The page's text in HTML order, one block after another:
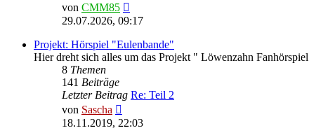
von CMM85
Beitrag
29.07.2026, 09:17
Projekt: Hörspiel "Eulenbande"
Hier dreht sich alles um das Projekt " Löwenzahn
8 Themen
141 Beiträge
Letzter Beitrag Re: Teil 2
von Sascha
Beitrag
18.11.2019, 22:03